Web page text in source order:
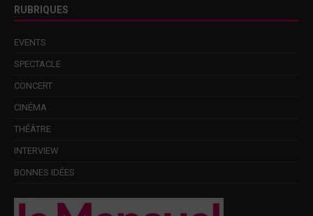
RUBRIQUES
EVENTS
SPECTACLE
CONCERT
CINÉMA
THÉÂTRE
INTERVIEW
BONNES IDÉES